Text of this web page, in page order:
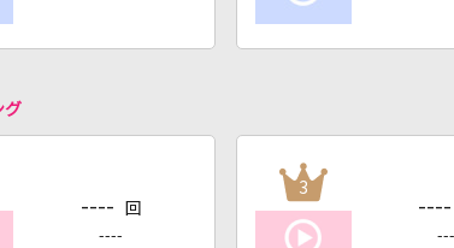
グ
---- 回
----
3